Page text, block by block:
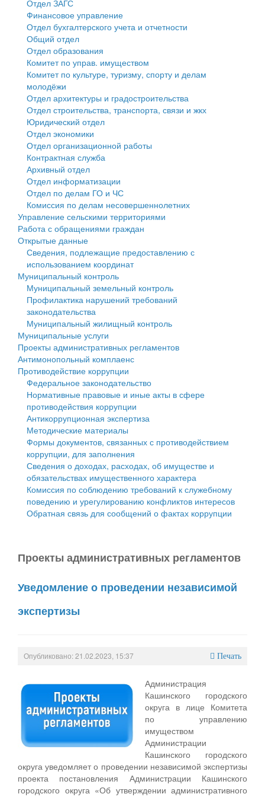
Государственные услуги
Промышленность и АПК
Экономика и бизнес
Символика
Устав
Гостям округа
Туризм
Культура
Образование
Здравоохранение
Социальная защита
Фотоальбом
муниципального округа Тверской области
Администрация Кашинского муниципального округа
Тверской области
Управление сельскими территориями
Открытые данные
Работа с обращениями граждан
Муниципальный контроль
Муниципальные услуги
Проекты административных регламентов
Антимонопольный комплаенс
Противодействие коррупции
Финансовое управление
Бюджет для граждан
Имущество
Выявление правообладателей ранее учтенных
объектов недвижимости
Имущественная поддержка субъектов малого и
среднего предпринимательства
Информационная поддержка субъектов малого и
среднего предпринимательства
Муниципальные программы
Контрольно-счетная палата
Персональные данные
Оценка регулирующего воздействия
Деятельность МУ
Нормативы градостроительного проектирования
Правила землепользования и застройки
Генеральные планы
Проекты планировки территории
Собрание депутатов
Городское поселение
Сельские поселения
Отдел ЗАГС
Финансовое управление
Отдел бухгалтерского учета и отчетности
Общий отдел
Отдел образования
Комитет по управ. имуществом
Комитет по культуре, туризму, спорту и делам
молодёжи
Отдел архитектуры и градостроительства
Отдел строительства, транспорта, связи и жкх
Юридический отдел
Отдел экономики
Отдел организационной работы
Контрактная служба
Архивный отдел
Отдел информатизации
Отдел по делам ГО и ЧС
Комиссия по делам несовершеннолетних
Управление сельскими территориями
Работа с обращениями граждан
Открытые данные
Сведения, подлежащие предоставлению с
использованием координат
Муниципальный контроль
Муниципальный земельный контроль
Профилактика нарушений требований
законодательства
Муниципальный жилищный контроль
Муниципальные услуги
Проекты административных регламентов
Антимонопольный комплаенс
Противодействие коррупции
Федеральное законодательство
Нормативные правовые и иные акты в сфере
противодействия коррупции
Антикоррупционная экспертиза
Методические материалы
Формы документов, связанных с противодействием
коррупции, для заполнения
Сведения о доходах, расходах, об имуществе и
обязательствах имущественного характера
Комиссия по соблюдению требований к служебному
поведению и урегулированию конфликтов интересов
Обратная связь для сообщений о фактах коррупции
Проекты административных регламентов
Уведомление о проведении независимой
экспертизы
Опубликовано: 21.02.2023, 15:37 Печать
Администрация
Кашинского городского
округа в лице Комитета
по управлению
имуществом
Администрации
Кашинского городского
округа уведомляет о проведении независимой экспертизы
проекта постановления Администрации Кашинского
городского округа «Об утверждении административного